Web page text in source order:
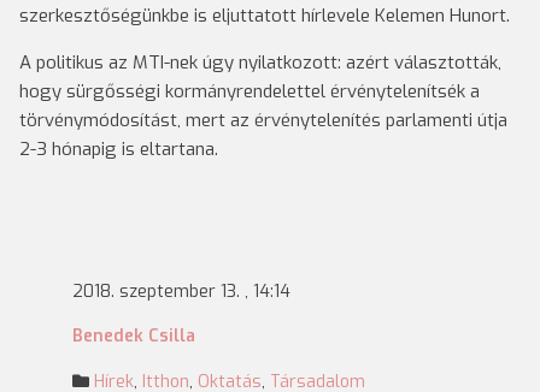
szerkesztőségünkbe is eljuttatott hírlevele Kelemen Hunort.
A politikus az MTI-nek úgy nyilatkozott: azért választották,
hogy sürgősségi kormányrendelettel érvénytelenítsék a
törvénymódosítást, mert az érvénytelenítés parlamenti útja
2-3 hónapig is eltartana.
2018. szeptember 13. , 14:14
Benedek Csilla
Hírek, Itthon, Oktatás, Társadalom